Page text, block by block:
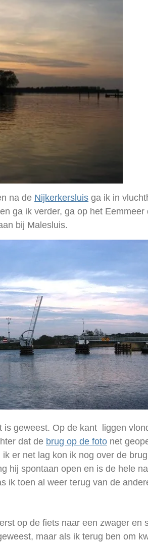
na de Nijkerkersluis ga ik in
ga ik verder, ga op het Eemmeer
bij Malesluis.
is geweest. Op de kant liggen
dat de brug op de foto net
er net lag kon ik nog over de
hij spontaan open en is de hele
ik toen al weer terug van de
op de fiets naar een zwager en
maar als ik terug ben om